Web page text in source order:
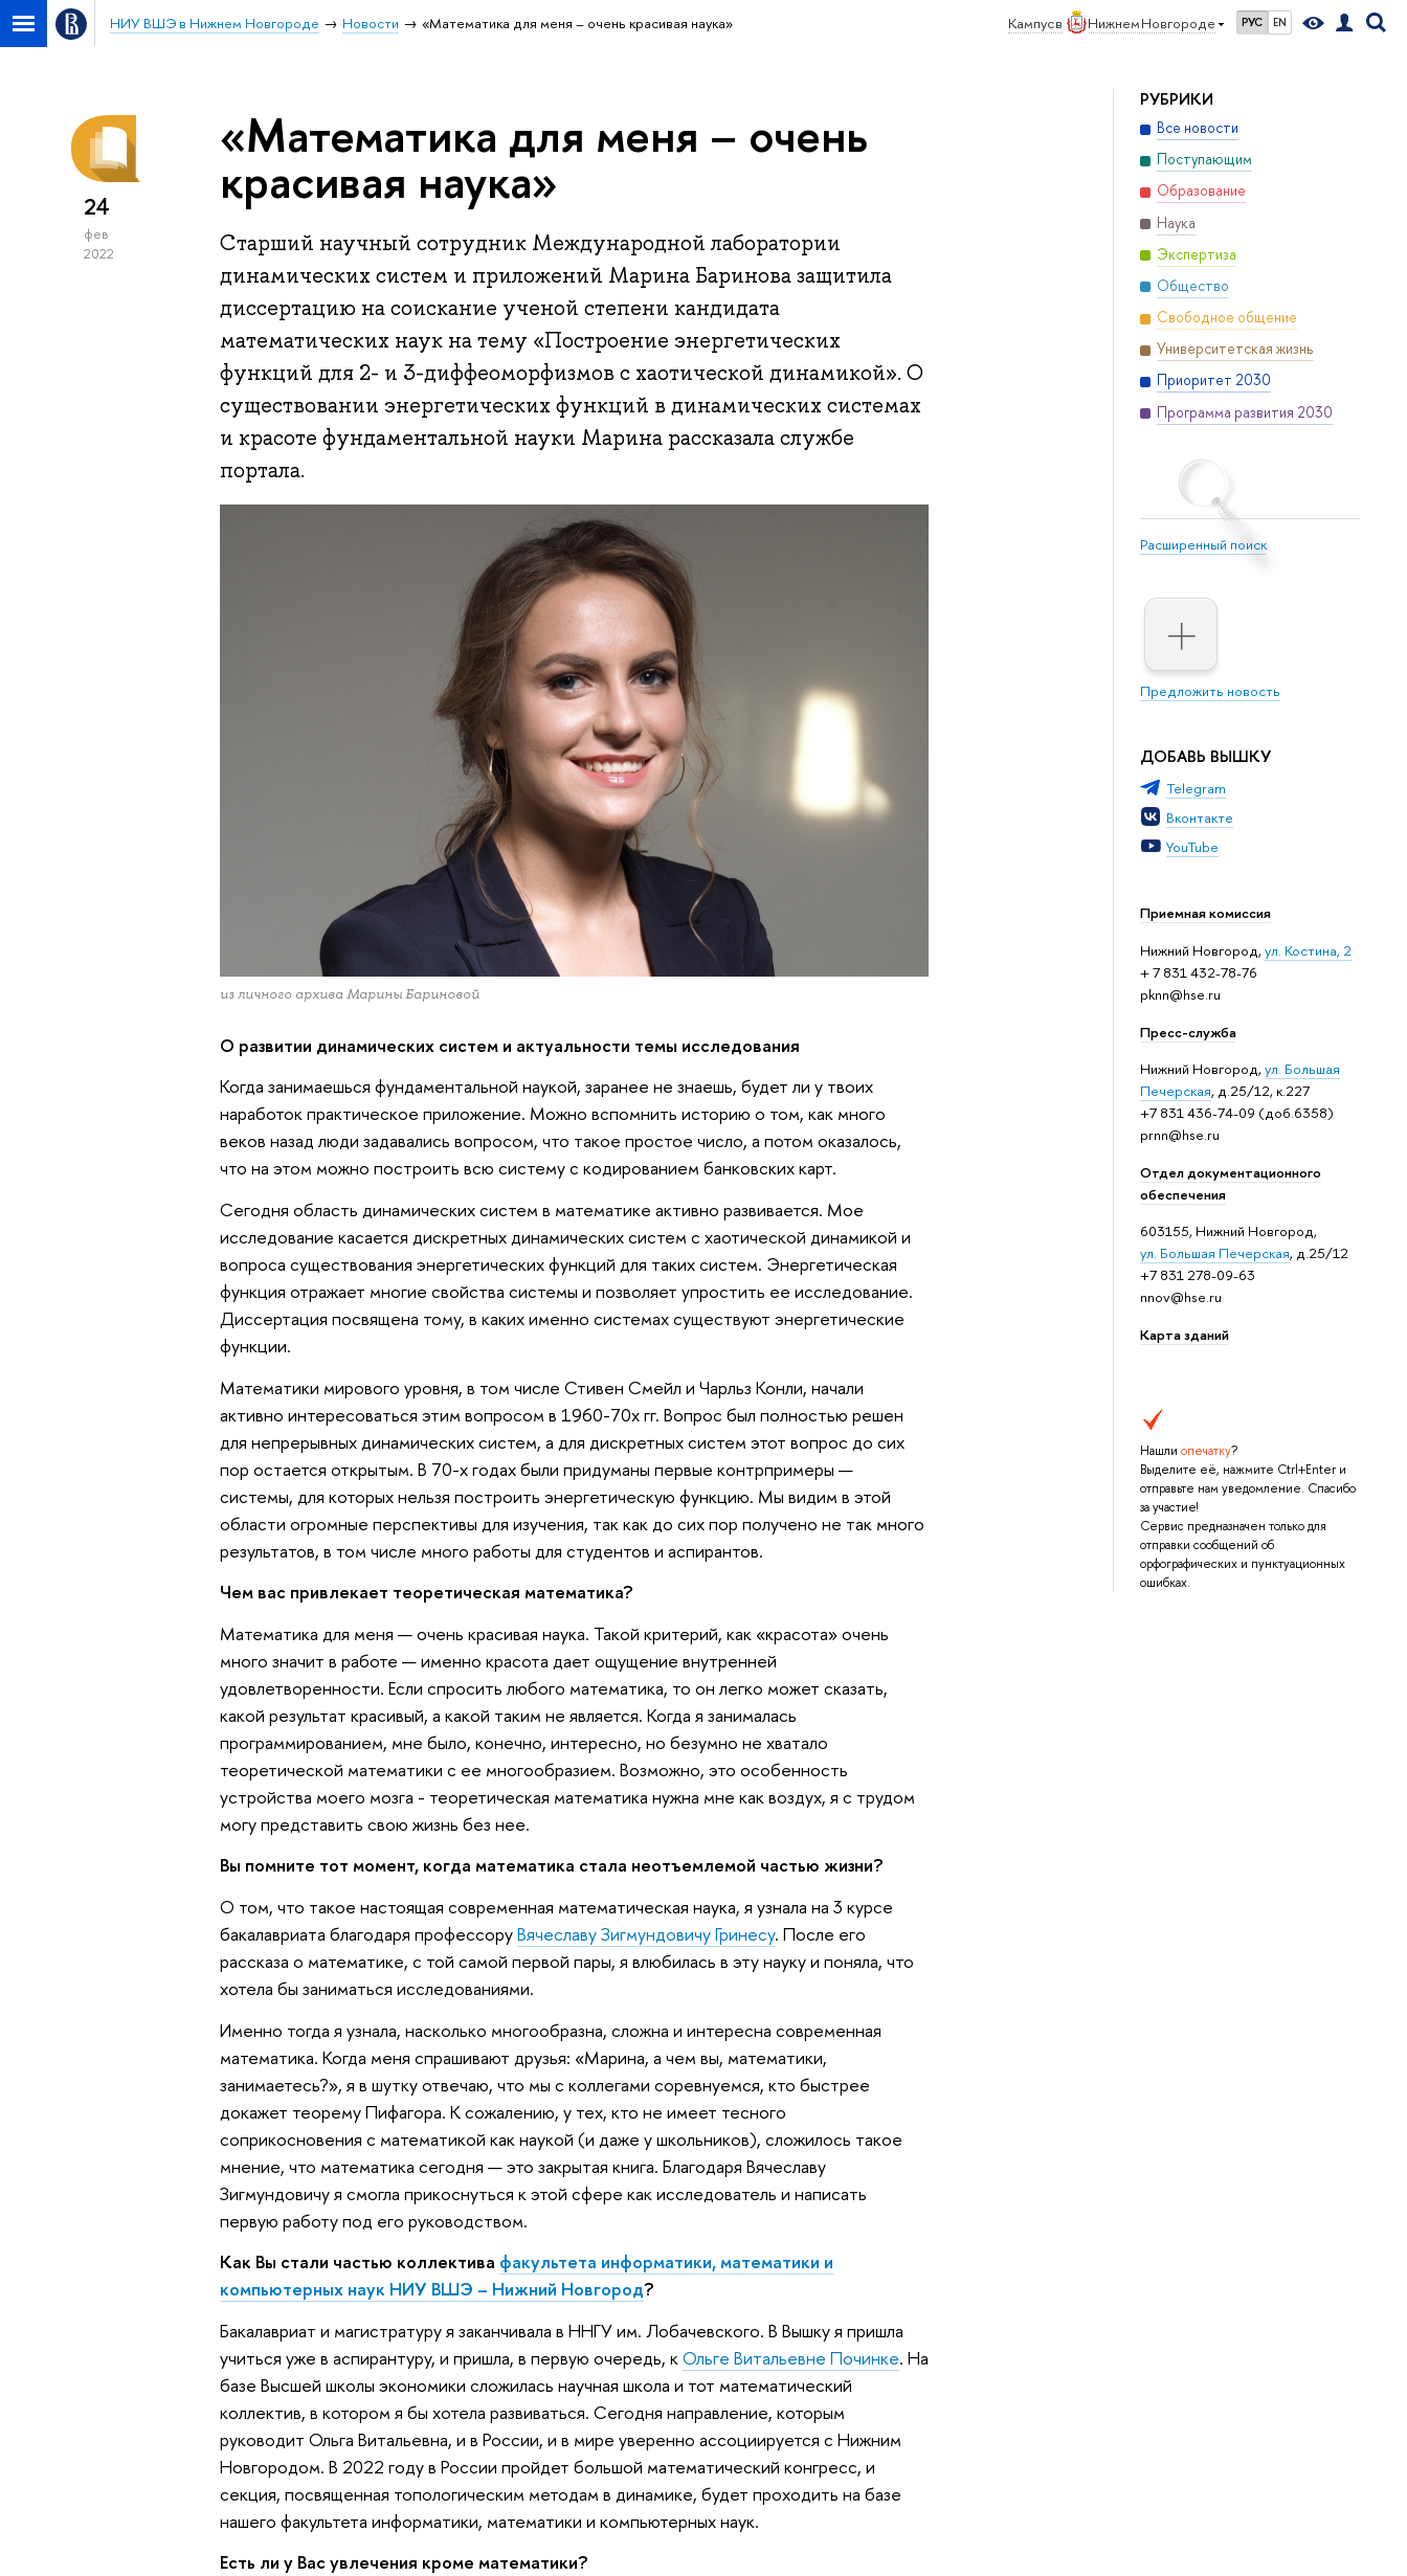
Кампус в Нижнем Новгороде РУС EN
НИУ ВШЭ в Нижнем Новгороде Новости «Математика для меня – очень красивая наука»
РУБРИКИ
Все новости
Поступающим
Образование
Наука
Экспертиза
Общество
Свободное общение
Университетская жизнь
Приоритет 2030
Программа развития 2030
Расширенный поиск
Предложить новость
ДОБАВЬ ВЫШКУ
Telegram
Вконтакте
YouTube
Приемная комиссия
Нижний Новгород,ул. Костина, 2
+ 7 831 432-78-76
pknn@hse.ru
Пресс-служба
Нижний Новгород,ул. Большая
Печерская, д.25/12, к.227
+7 831 436-74-09 (доб.6358)
prnn@hse.ru
Отдел документационного
обеспечения
603155, Нижний Новгород,
ул. Большая Печерская, д.25/12
+7 831 278-09-63
nnov@hse.ru
Карта зданий
Нашли опечатку?
Выделите её, нажмите Ctrl+Enter и
отправьте нам уведомление. Спасибо
за участие!
Сервис предназначен только для
отправки сообщений об
орфографических и пунктуационных
ошибках.
24
фев
2022
«Математика для меня – очень
красивая наука»
Старший научный сотрудник Международной лаборатории
динамических систем и приложений Марина Баринова защитила
диссертацию на соискание ученой степени кандидата
математических наук на тему «Построение энергетических
функций для 2- и 3-диффеоморфизмов с хаотической динамикой». О
существовании энергетических функций в динамических системах
и красоте фундаментальной науки Марина рассказала службе
портала.
из личного архива Марины Бариновой
О развитии динамических систем и актуальности темы исследования
Когда занимаешься фундаментальной наукой, заранее не знаешь, будет ли у твоих
наработок практическое приложение. Можно вспомнить историю о том, как много
веков назад люди задавались вопросом, что такое простое число, а потом оказалось,
что на этом можно построить всю систему с кодированием банковских карт.
Сегодня область динамических систем в математике активно развивается. Мое
исследование касается дискретных динамических систем с хаотической динамикой и
вопроса существования энергетических функций для таких систем. Энергетическая
функция отражает многие свойства системы и позволяет упростить ее исследование.
Диссертация посвящена тому, в каких именно системах существуют энергетические
функции.
Математики мирового уровня, в том числе Стивен Смейл и Чарльз Конли, начали
активно интересоваться этим вопросом в 1960-70х гг. Вопрос был полностью решен
для непрерывных динамических систем, а для дискретных систем этот вопрос до сих
пор остается открытым. В 70-х годах были придуманы первые контрпримеры —
системы, для которых нельзя построить энергетическую функцию. Мы видим в этой
области огромные перспективы для изучения, так как до сих пор получено не так много
результатов, в том числе много работы для студентов и аспирантов.
Чем вас привлекает теоретическая математика?
Математика для меня — очень красивая наука. Такой критерий, как «красота» очень
много значит в работе — именно красота дает ощущение внутренней
удовлетворенности. Если спросить любого математика, то он легко может сказать,
какой результат красивый, а какой таким не является. Когда я занималась
программированием, мне было, конечно, интересно, но безумно не хватало
теоретической математики с ее многообразием. Возможно, это особенность
устройства моего мозга - теоретическая математика нужна мне как воздух, я с трудом
могу представить свою жизнь без нее.
Вы помните тот момент, когда математика стала неотъемлемой частью жизни?
О том, что такое настоящая современная математическая наука, я узнала на 3 курсе
бакалавриата благодаря профессоруВячеславу Зигмундовичу Гринесу. После его
рассказа о математике, с той самой первой пары, я влюбилась в эту науку и поняла, что
хотела бы заниматься исследованиями.
Именно тогда я узнала, насколько многообразна, сложна и интересна современная
математика. Когда меня спрашивают друзья: «Марина, а чем вы, математики,
занимаетесь?», я в шутку отвечаю, что мы с коллегами соревнуемся, кто быстрее
докажет теорему Пифагора. К сожалению, у тех, кто не имеет тесного
соприкосновения с математикой как наукой (и даже у школьников), сложилось такое
мнение, что математика сегодня — это закрытая книга. Благодаря Вячеславу
Зигмундовичу я смогла прикоснуться к этой сфере как исследователь и написать
первую работу под его руководством.
Как Вы стали частью коллектива факультета информатики, математики и
компьютерных наук НИУ ВШЭ – Нижний Новгород?
Бакалавриат и магистратуру я заканчивала в ННГУ им. Лобачевского. В Вышку я пришла
учиться уже в аспирантуру, и пришла, в первую очередь, кОльге Витальевне Починке. На
базе Высшей школы экономики сложилась научная школа и тот математический
коллектив, в котором я бы хотела развиваться. Сегодня направление, которым
руководит Ольга Витальевна, и в России, и в мире уверенно ассоциируется с Нижним
Новгородом. В 2022 году в России пройдет большой математический конгресс, и
секция, посвященная топологическим методам в динамике, будет проходить на базе
нашего факультета информатики, математики и компьютерных наук.
Есть ли у Вас увлечения кроме математики?